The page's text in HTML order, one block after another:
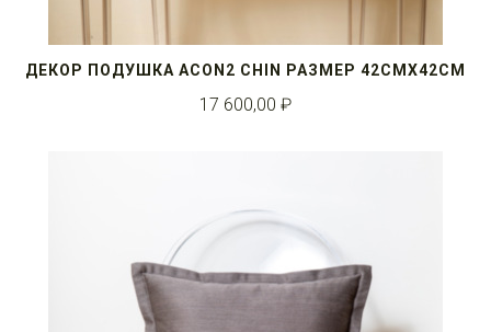
ДЕКОР ПОДУШКА ACON2 CHIN РАЗМЕР 42СМX42СМ
17 600,00 ₽